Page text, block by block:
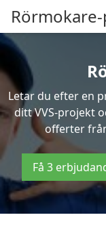
Letar du efter en
ditt VVS-projekt
offerter
Få 3